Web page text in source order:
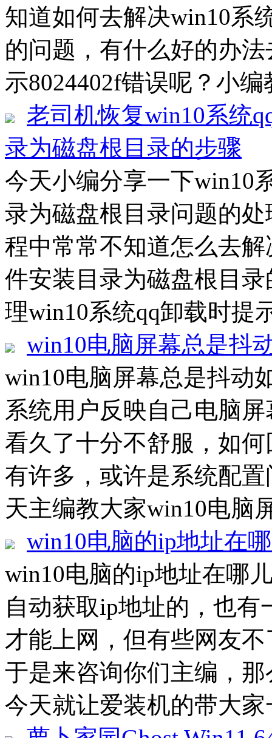
知道如何去解决win10系
的问题，有什么好的办
示8024402f错误呢？小
老司机恢复win10系统
录为磁盘根目录的步骤
今天小编分享一下win10
录为磁盘根目录问题的
程中常常不知道怎么去
件安装目录为磁盘根目
理win10系统qq卸载时提
win10电脑屏幕总是抖
win10电脑屏幕总是抖动
系统用户反映自己电脑
看久了十分不舒服，如
有许多，或许是系统配
天主编教大家win10电脑
win10电脑的ip地址在
win10电脑的ip地址在哪
自动获取ip地址的，也
才能上网，但有些网友
于是来咨询你们主编，
今天就让爱装机的带大